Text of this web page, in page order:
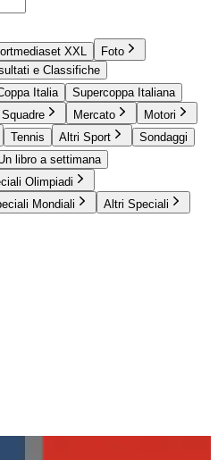
XXL
Foto
e Classifiche
Italia
Supercoppa Italiana
Squadre Mercato
Motori
Tennis Altri Sport
Sondaggi
libro a settimana
Olimpiadi
Mondiali Altri Speciali